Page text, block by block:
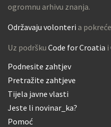
ogromnu arhivu znanja.
Održavaju volonteri a pokreće
Uz podršku Code for Croatia i
Podnesite zahtjev
Pretražite zahtjeve
Tijela javne vlasti
Jeste li novinar_ka?
Pomoć